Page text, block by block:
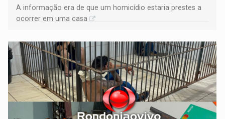
A informação era de que um homicídio estaria prestes a
ocorrer em uma casa